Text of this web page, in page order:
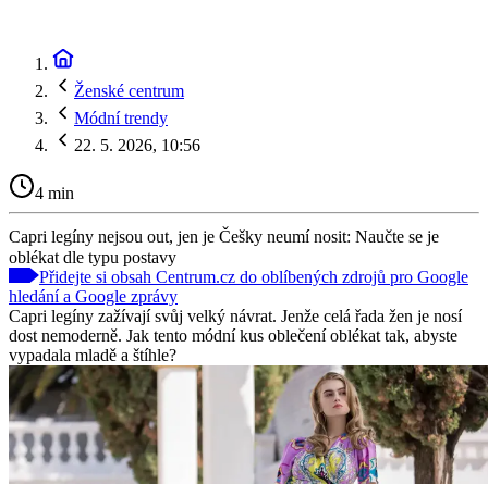
Ženské centrum
Módní trendy
22. 5. 2026, 10:56
4 min
Capri legíny nejsou out, jen je Češky neumí nosit: Naučte se je
oblékat dle typu postavy
Přidejte si obsah Centrum.cz do oblíbených zdrojů pro Google
hledání a Google zprávy
Capri legíny zažívají svůj velký návrat. Jenže celá řada žen je nosí
dost nemoderně. Jak tento módní kus oblečení oblékat tak, abyste
vypadala mladě a štíhle?